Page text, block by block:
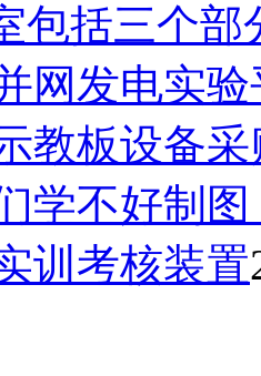
包括三个部
网发电实
教板设备
学不好制
训考核装置